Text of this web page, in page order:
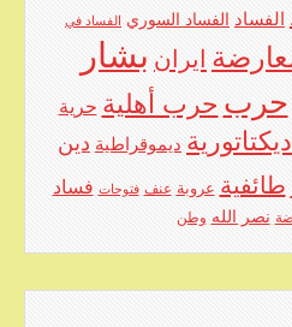
الفساد الفساد السوري الفساد في
ايران بشار
حرب حرب أهلية حرية
ديكتاتورية ديموقراطية دين
طائفية عروبة عنف فتوحات فساد
نصر الله وطن